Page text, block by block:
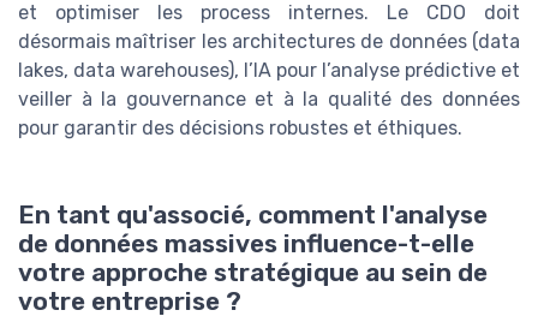
et optimiser les process internes. Le CDO doit
désormais maîtriser les architectures de données (data
lakes, data warehouses), l’IA pour l’analyse prédictive et
veiller à la gouvernance et à la qualité des données
pour garantir des décisions robustes et éthiques.
En tant qu'associé, comment l'analyse
de données massives influence-t-elle
votre approche stratégique au sein de
votre entreprise ?